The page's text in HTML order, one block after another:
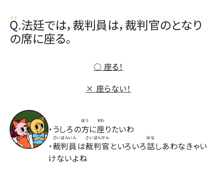
Q.法廷では，裁判員は，裁判官のとなり
の席に座る。
○ 座る！
× 座らない！
・うしろの方
ほう
に座
すわ
りたいわ
・裁判員
さいばんいん
は裁判官
さいばんかん
といろいろ話
はな
しあわなきゃい
けないよね